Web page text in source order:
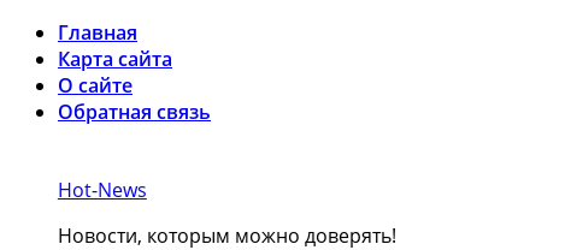
Главная
Карта сайта
О сайте
Обратная связь
Hot-News
Новости, которым можно доверять!